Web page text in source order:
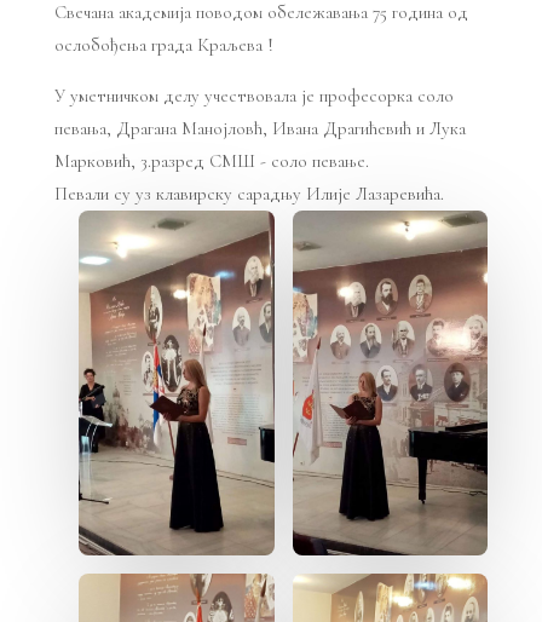
Свечана академија поводом обележавања 75 година од
ослобођења града Краљева !
У уметничком делу учествовала је професорка соло
певања, Драгана Манојловћ, Ивана Драгићевић и Лука
Марковић, 3.разред СМШ - соло певање.
Певали су уз клавирску сарадњу Илије Лазаревића.